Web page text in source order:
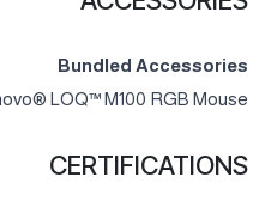
Bundled Accessories
LOQ™ M100 RGB Mouse
CERTIFICATIONS